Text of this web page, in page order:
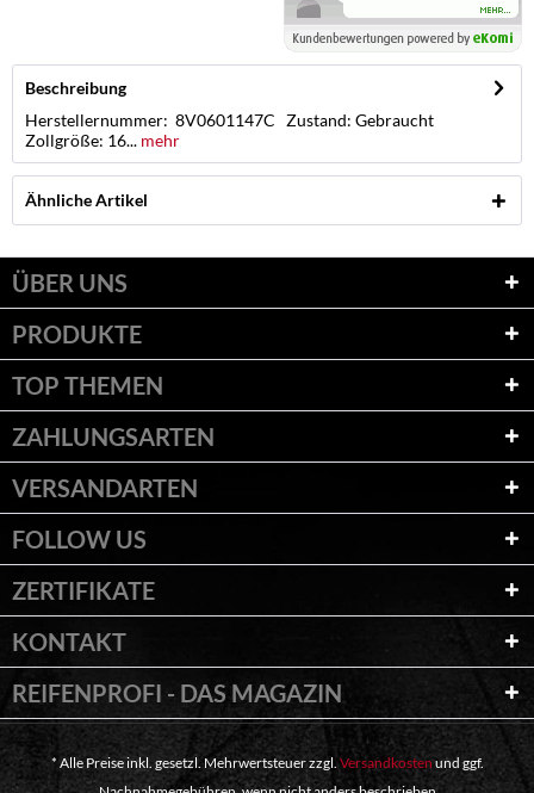
Beschreibung
Herstellernummer: 8V0601147C Zustand: Gebraucht
Zollgröße: 16... mehr
Ähnliche Artikel
ÜBER UNS
PRODUKTE
TOP THEMEN
ZAHLUNGSARTEN
VERSANDARTEN
FOLLOW US
ZERTIFIKATE
KONTAKT
REIFENPROFI - DAS MAGAZIN
* Alle Preise inkl. gesetzl. Mehrwertsteuer zzgl.Versandkosten und ggf.